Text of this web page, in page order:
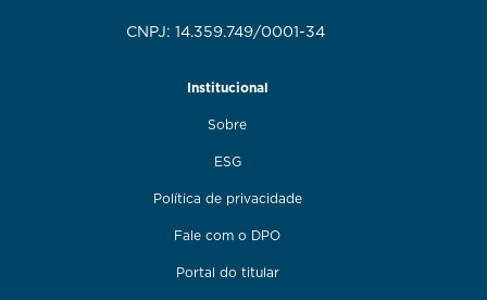
CNPJ: 14.359.749/0001-34
Institucional
Sobre
ESG
Política de privacidade
Fale com o DPO
Portal do titular